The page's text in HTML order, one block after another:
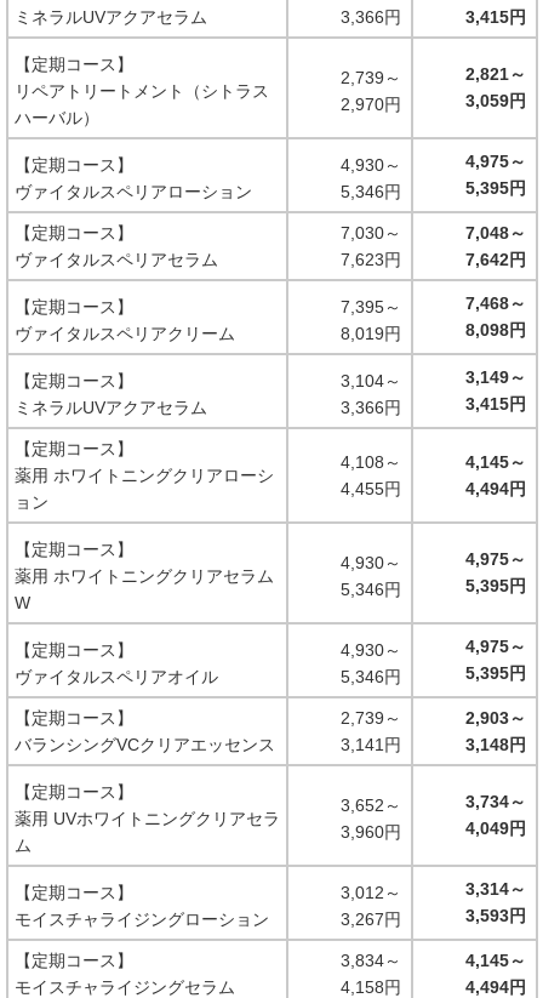
ミネラルUVアクアセラム
3,366円
3,415円
【定期コース】
リペアトリートメント（シトラス
ハーバル）
2,739～
2,970円
2,821～
3,059円
【定期コース】
ヴァイタルスペリアローション
4,930～
5,346円
4,975～
5,395円
【定期コース】
ヴァイタルスペリアセラム
7,030～
7,623円
7,048～
7,642円
【定期コース】
ヴァイタルスペリアクリーム
7,395～
8,019円
7,468～
8,098円
【定期コース】
ミネラルUVアクアセラム
3,104～
3,366円
3,149～
3,415円
【定期コース】
薬用 ホワイトニングクリアローシ
ョン
4,108～
4,455円
4,145～
4,494円
【定期コース】
薬用 ホワイトニングクリアセラム
W
4,930～
5,346円
4,975～
5,395円
【定期コース】
ヴァイタルスペリアオイル
4,930～
5,346円
4,975～
5,395円
【定期コース】
バランシングVCクリアエッセンス
2,739～
3,141円
2,903～
3,148円
【定期コース】
薬用 UVホワイトニングクリアセラ
ム
3,652～
3,960円
3,734～
4,049円
【定期コース】
モイスチャライジングローション
3,012～
3,267円
3,314～
3,593円
【定期コース】
モイスチャライジングセラム
3,834～
4,158円
4,145～
4,494円